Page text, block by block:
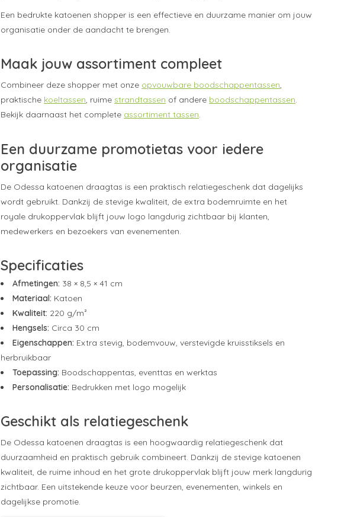
Een bedrukte katoenen shopper is een effectieve en duurzame manier om jouw
organisatie onder de aandacht te brengen.
Maak jouw assortiment compleet
Combineer deze shopper met onze opvouwbare boodschappentassen,
praktische koeltassen, ruimestrandtassen of andere boodschappentassen.
Bekijk daarnaast het complete assortiment tassen.
Een duurzame promotietas voor iedere
organisatie
De Odessa katoenen draagtas is een praktisch relatiegeschenk dat dagelijks
wordt gebruikt. Dankzij de stevige kwaliteit, de extra bodemruimte en het
royale drukoppervlak blijft jouw logo langdurig zichtbaar bij klanten,
medewerkers en bezoekers van evenementen.
Specificaties
Afmetingen: 38 × 8,5 × 41 cm
Materiaal: Katoen
Kwaliteit: 220 g/m²
Hengsels: Circa 30 cm
Eigenschappen: Extra stevig, bodemvouw, verstevigde kruisstiksels en
herbruikbaar
Toepassing: Boodschappentas, eventtas en werktas
Personalisatie: Bedrukken met logo mogelijk
Geschikt als relatiegeschenk
De Odessa katoenen draagtas is een hoogwaardig relatiegeschenk dat
duurzaamheid en praktisch gebruik combineert. Dankzij de stevige katoenen
kwaliteit, de ruime inhoud en het grote drukoppervlak blijft jouw merk langdurig
zichtbaar. Een uitstekende keuze voor beurzen, evenementen, winkels en
dagelijkse promotie.